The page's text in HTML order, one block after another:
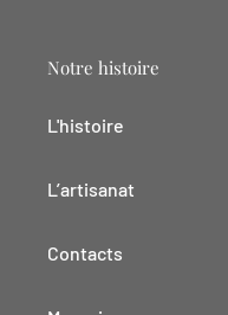
Notre histoire
L'histoire
L’artisanat
Contacts